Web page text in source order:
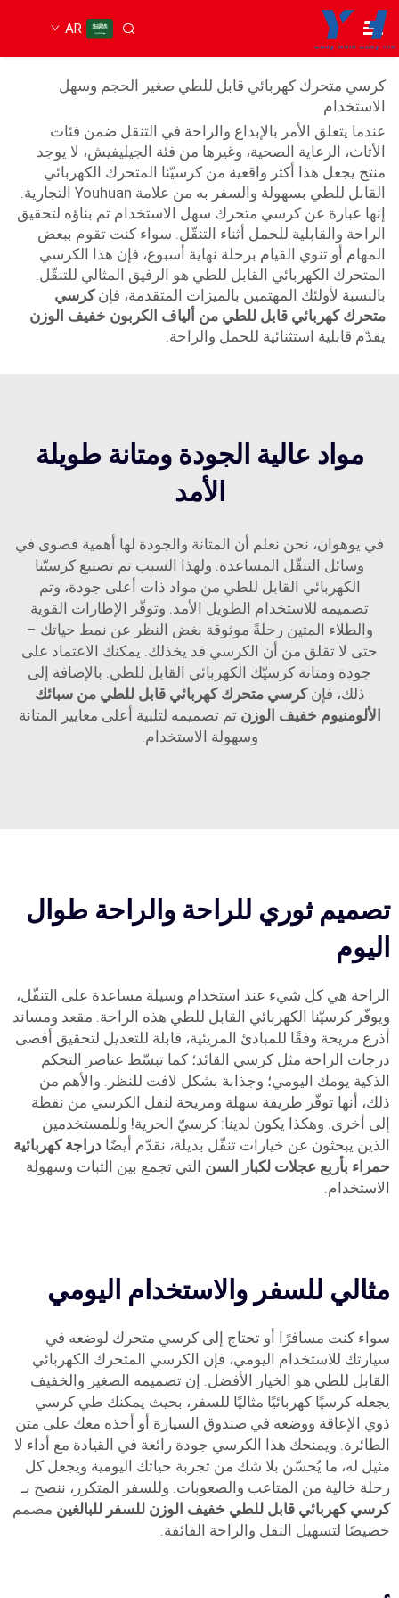
AR
كرسي متحرك كهربائي قابل للطي
كرسي متحرك كهربائي قابل للطي صغير الحجم وسهل
الاستخدام
عندما يتعلق الأمر بالإبداع والراحة في التنقل ضمن فئات
الأثاث، الرعاية الصحية، وغيرها من فئة الجيليفيش، لا يوجد
منتج يجعل هذا أكثر واقعية من كرسيّنا المتحرك الكهربائي
القابل للطي بسهولة والسفر به من علامة Youhuan التجارية.
إنها عبارة عن كرسي متحرك سهل الاستخدام تم بناؤه لتحقيق
الراحة والقابلية للحمل أثناء التنقّل. سواء كنت تقوم ببعض
المهام أو تنوي القيام برحلة نهاية أسبوع، فإن هذا الكرسي
المتحرك الكهربائي القابل للطي هو الرفيق المثالي للتنقّل.
بالنسبة لأولئك المهتمين بالميزات المتقدمة، فإنكرسي
متحرك كهربائي قابل للطي من ألياف الكربون خفيف الوزن
يقدّم قابلية استثنائية للحمل والراحة.
مواد عالية الجودة ومتانة طويلة
الأمد
في يوهوان، نحن نعلم أن المتانة والجودة لها أهمية قصوى في
وسائل التنقّل المساعدة. ولهذا السبب تم تصنيع كرسيّنا
الكهربائي القابل للطي من مواد ذات أعلى جودة، وتم
تصميمه للاستخدام الطويل الأمد. وتوفّر الإطارات القوية
والطلاء المتين رحلةً موثوقة بغض النظر عن نمط حياتك –
حتى لا تقلق من أن الكرسي قد يخذلك. يمكنك الاعتماد على
جودة ومتانة كرسيّك الكهربائي القابل للطي. بالإضافة إلى
ذلك، فإنكرسي متحرك كهربائي قابل للطي من سبائك
الألومنيوم خفيف الوزن تم تصميمه لتلبية أعلى معايير المتانة
وسهولة الاستخدام.
تصميم ثوري للراحة والراحة طوال
اليوم
الراحة هي كل شيء عند استخدام وسيلة مساعدة على التنقّل،
ويوفّر كرسيّنا الكهربائي القابل للطي هذه الراحة. مقعد ومساند
أذرع مريحة وفقًا للمبادئ المريئية، قابلة للتعديل لتحقيق أقصى
درجات الراحة مثل كرسي القائد؛ كما تبسّط عناصر التحكم
الذكية يومك اليومي؛ وجذابة بشكل لافت للنظر. والأهم من
ذلك، أنها توفّر طريقة سهلة ومريحة لنقل الكرسي من نقطة
إلى أخرى. وهكذا يكون لدينا: كرسيّ الحرية! وللمستخدمين
الذين يبحثون عن خيارات تنقّل بديلة، نقدّم أيضًا دراجة كهربائية
حمراء بأربع عجلات لكبار السن التي تجمع بين الثبات وسهولة
الاستخدام.
مثالي للسفر والاستخدام اليومي
سواء كنت مسافرًا أو تحتاج إلى كرسي متحرك لوضعه في
سيارتك للاستخدام اليومي، فإن الكرسي المتحرك الكهربائي
القابل للطي هو الخيار الأفضل. إن تصميمه الصغير والخفيف
يجعله كرسيًا كهربائيًا مثاليًا للسفر، بحيث يمكنك طي كرسي
ذوي الإعاقة ووضعه في صندوق السيارة أو أخذه معك على متن
الطائرة. ويمنحك هذا الكرسي جودة رائعة في القيادة مع أداء لا
مثيل له، ما يُحسّن بلا شك من تجربة حياتك اليومية ويجعل كل
رحلة خالية من المتاعب والصعوبات. وللسفر المتكرر، ننصح بـ
كرسي كهربائي قابل للطي خفيف الوزن للسفر للبالغين مصمم
خصيصًا لتسهيل النقل والراحة الفائقة.